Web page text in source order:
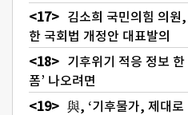
김소희 국민의힘 의원
한 국회법 개정안 대표발의
기후위기 적응 정보
폼’ 나오려면
與, ‘기후물가, 제대로